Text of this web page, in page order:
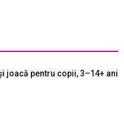
joacă pentru copii, 3–14+ ani